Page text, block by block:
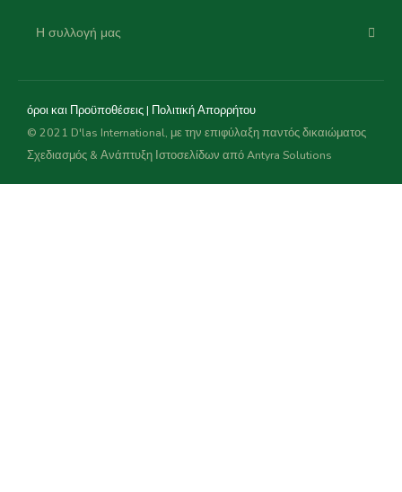
Η συλλογή μας
όροι και Προϋποθέσεις| Πολιτική Απορρήτου
© 2021 D'las International, με την επιφύλαξη παντός δικαιώματος
Σχεδιασμός & Ανάπτυξη Ιστοσελίδων απόAntyra Solutions